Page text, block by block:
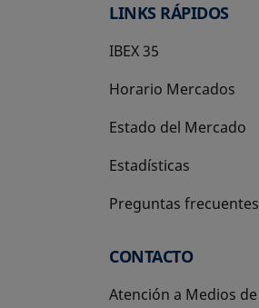
LINKS RÁPIDOS
IBEX 35
Horario Mercados
Estado del Mercado
Estadísticas
Preguntas frecuentes
CONTACTO
Atención a Medios de